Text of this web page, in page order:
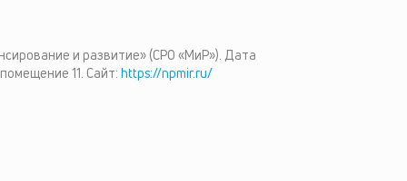
и развитие» (СРО «МиР»). Дата
11. Сайт: https://npmir.ru/